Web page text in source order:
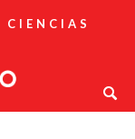
CIENCIAS